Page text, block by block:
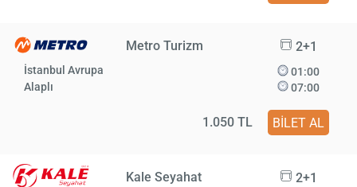
Metro Turizm 2+1
İstanbul Avrupa
Alaplı
01:00
07:00
1.050 TL BİLET AL
Kale Seyahat 2+1